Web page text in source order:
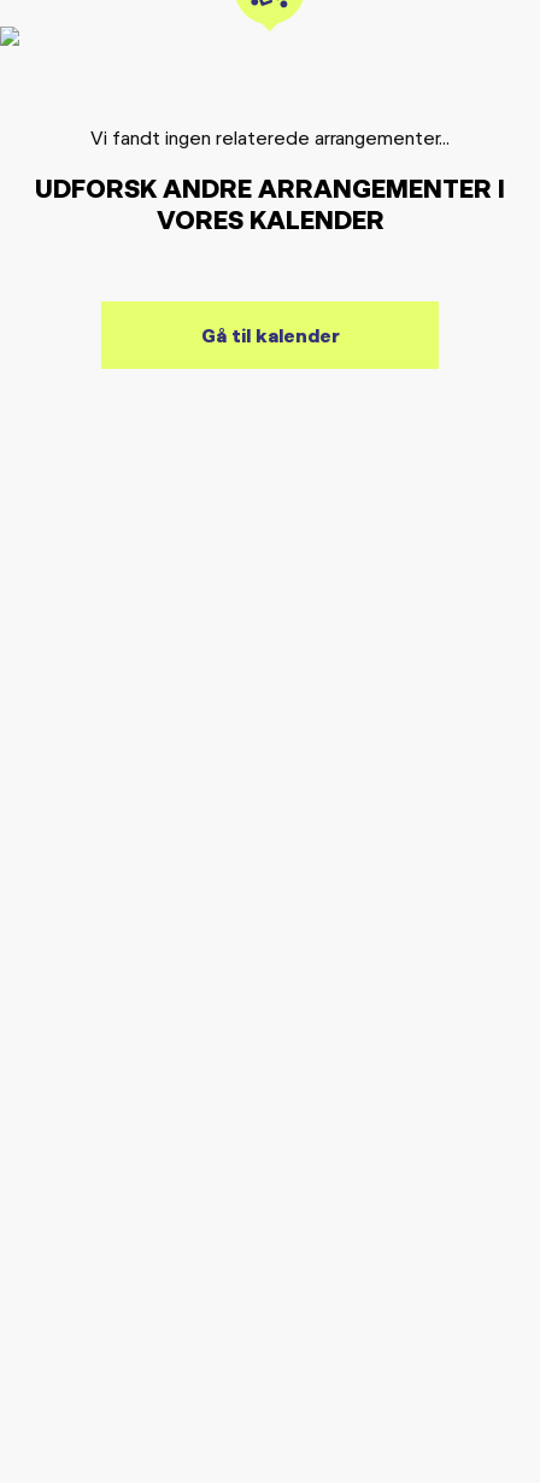
Vi fandt ingen relaterede arrangementer...
UDFORSK ANDRE ARRANGEMENTER I
VORES KALENDER
Gå til kalender